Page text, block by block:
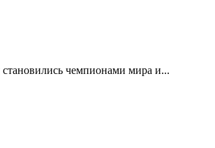
чемпионами мира и...